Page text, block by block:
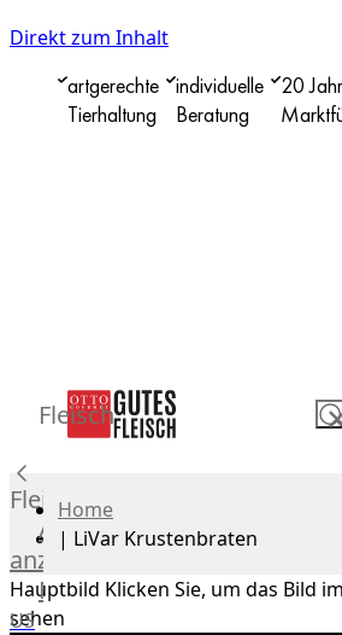
Direkt zum Inhalt
artgerechte
Tierhaltung
individuelle
Beratung
20
Fleisch
Fleisch
Alle
anzeigen
Rind
US
Home
| LiVar Krustenbraten
Hauptbild Klicken Sie, um das Bild
sehen